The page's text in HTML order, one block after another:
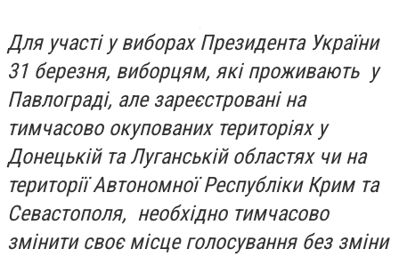
Для участі у виборах Президента України
31 березня, виборцям, які проживають у
Павлограді, але зареєстровані на
тимчасово окупованих територіях у
Донецькій та Луганській областях чи на
території Автономної Республіки Крим та
Севастополя, необхідно тимчасово
змінити своє місце голосування без зміни